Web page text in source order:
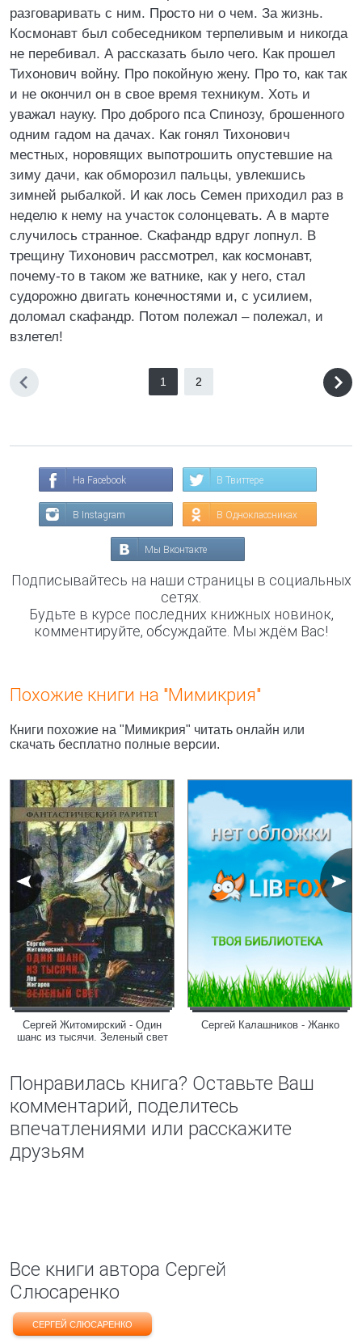
разговаривать с ним. Просто ни о чем. За жизнь.
Космонавт был собеседником терпеливым и никогда
не перебивал. А рассказать было чего. Как прошел
Тихонович войну. Про покойную жену. Про то, как так
и не окончил он в свое время техникум. Хоть и
уважал науку. Про доброго пса Спинозу, брошенного
одним гадом на дачах. Как гонял Тихонович
местных, норовящих выпотрошить опустевшие на
зиму дачи, как обморозил пальцы, увлекшись
зимней рыбалкой. И как лось Семен приходил раз в
неделю к нему на участок солонцевать. А в марте
случилось странное. Скафандр вдруг лопнул. В
трещину Тихонович рассмотрел, как космонавт,
почему-то в таком же ватнике, как у него, стал
судорожно двигать конечностями и, с усилием,
доломал скафандр. Потом полежал – полежал, и
взлетел!
1 2
На Facebook В Твиттере
В Instagram В Одноклассниках
Мы Вконтакте
Подписывайтесь на наши страницы в социальных
сетях.
Будьте в курсе последних книжных новинок,
комментируйте, обсуждайте. Мы ждём Вас!
Похожие книги на "Мимикрия"
Книги похожие на "Мимикрия" читать онлайн или
скачать бесплатно полные версии.
Сергей Житомирский - Один
шанс из тысячи. Зеленый свет
Сергей Калашников - Жанко
Понравилась книга? Оставьте Ваш
комментарий, поделитесь
впечатлениями или расскажите
друзьям
Все книги автора Сергей
Слюсаренко
СЕРГЕЙ СЛЮСАРЕНКО